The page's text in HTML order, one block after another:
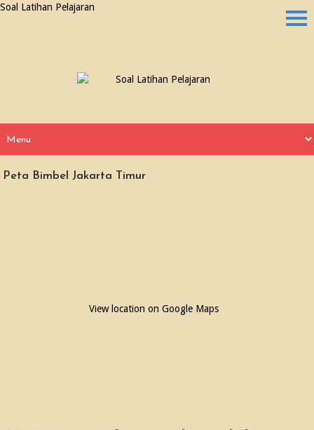
Soal Latihan Pelajaran
Peta Bimbel Jakarta Timur
View location on Google Maps